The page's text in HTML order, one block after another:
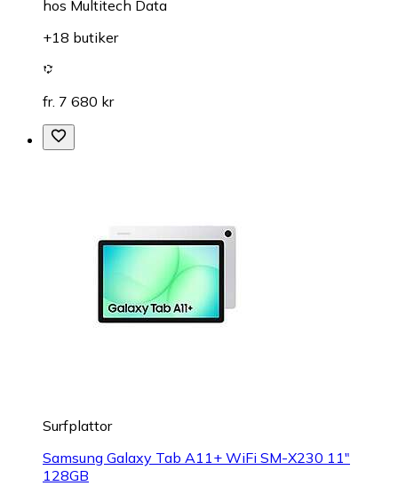
hos Multitech Data
+18 butiker
fr. 7 680 kr
Surfplattor
Samsung Galaxy Tab A11+ WiFi SM-X230 11"
128GB